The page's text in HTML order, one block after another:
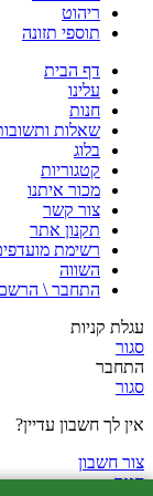
ריהוט
תוספי תזונה
דף הבית
עלינו
חנות
שאלות
בלוג
קטגוריות
מכור איתנו
צור קשר
תקנון אתר
רשימת
השווה
התחבר \
עגלת קניות
סגור
התחבר
סגור
אין לך חשבון עדיין?
צור חשבון
חנות